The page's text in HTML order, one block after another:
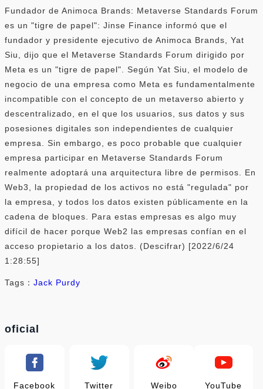
Fundador de Animoca Brands: Metaverse Standards Forum
es un "tigre de papel": Jinse Finance informó que el
fundador y presidente ejecutivo de Animoca Brands, Yat
Siu, dijo que el Metaverse Standards Forum dirigido por
Meta es un "tigre de papel". Según Yat Siu, el modelo de
negocio de una empresa como Meta es fundamentalmente
incompatible con el concepto de un metaverso abierto y
descentralizado, en el que los usuarios, sus datos y sus
posesiones digitales son independientes de cualquier
empresa. Sin embargo, es poco probable que cualquier
empresa participar en Metaverse Standards Forum
realmente adoptará una arquitectura libre de permisos. En
Web3, la propiedad de los activos no está "regulada" por
la empresa, y todos los datos existen públicamente en la
cadena de bloques. Para estas empresas es algo muy
difícil de hacer porque Web2 las empresas confían en el
acceso propietario a los datos. (Descifrar) [2022/6/24
1:28:55]
Tags： Jack Purdy
oficial
Facebook Twitter Weibo YouTube